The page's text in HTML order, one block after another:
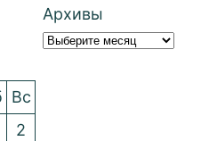
Архивы
Вс
2